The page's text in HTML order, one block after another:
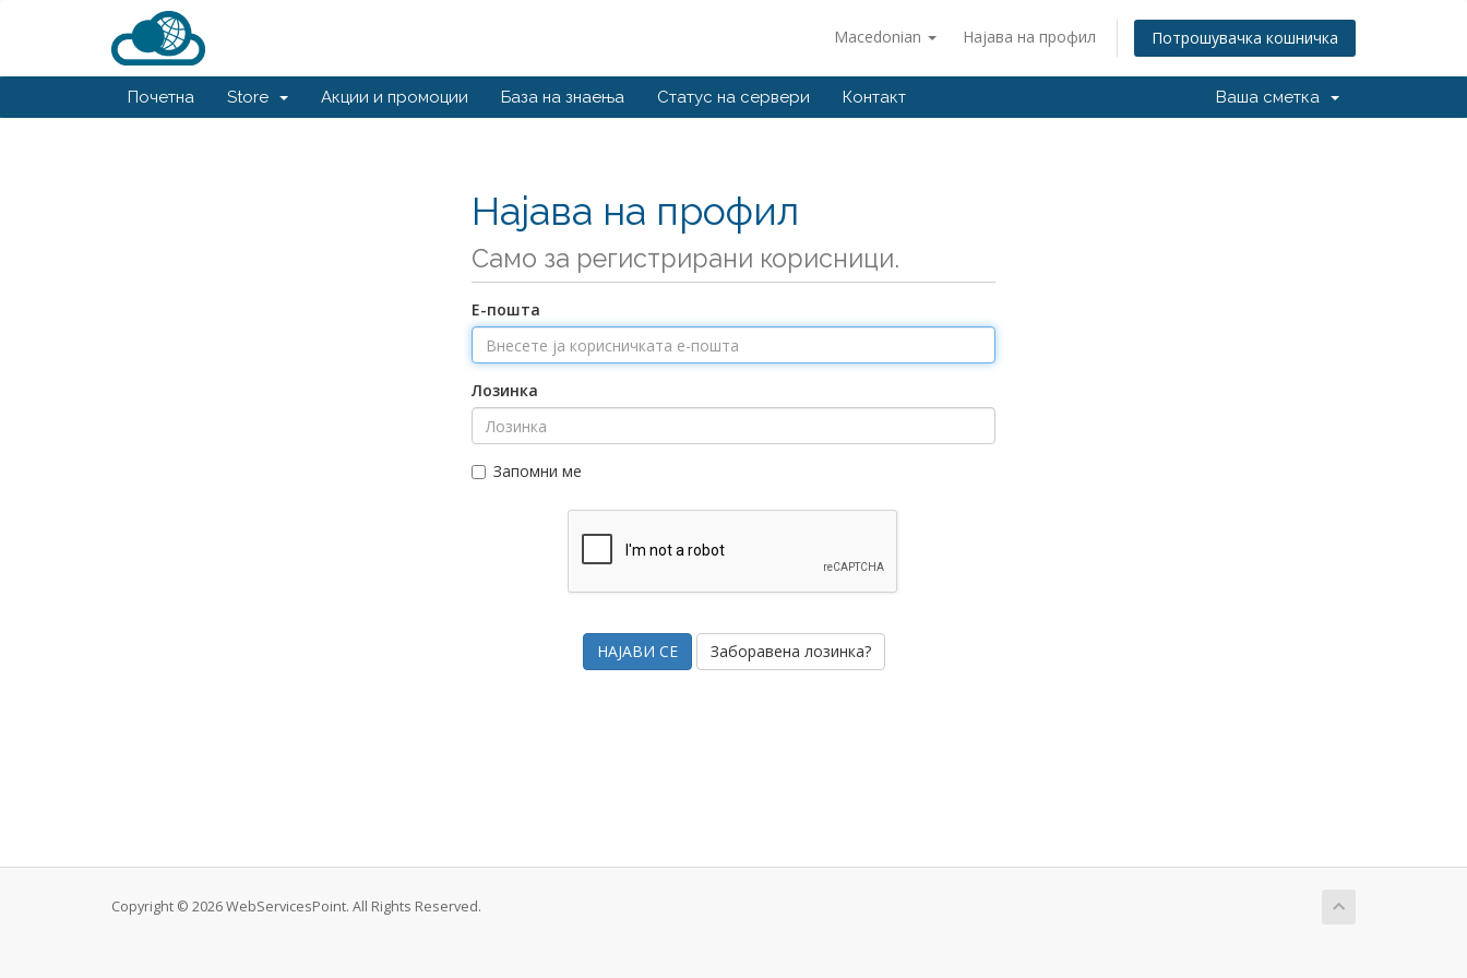
Macedonian Најава на профил Потрошувачка кошничка
Почетна Store Акции и промоции База на знаења Статус на сервери Контакт Ваша сметка
Најава на профил
Само за регистрирани корисници.
Е-пошта
Лозинка
Запомни ме
Заборавена лозинка?
Copyright © 2026 WebServicesPoint. All Rights Reserved.